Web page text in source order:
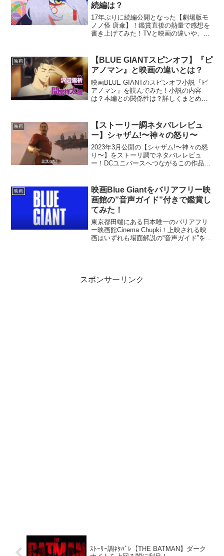
続編は？
17年ぶりに続編公開となった【劇場版モ
ノノ怪 唐傘】！鑑賞直後の熱量で感想を
書き上げてみた！TVと映画の違いや、ど
映画
【BLUE GIANTスピンオフ】『ピ
アノマン』と映画の違いとは？
映画BLUE GIANTのスピンオフ小説『ピ
アノマン』を読んでみた！小説の内容
は？本編との関係性は？詳しくまとめて
映画
【ストーリー調ネタバレレビュ
ー】シャザム!〜神々の怒り〜
2023年3月公開の【シャザム!〜神々の怒
り〜】をストーリ調でネタバレレビュ
ー！DCユニバースへつながるこの作品を
映画
映画Blue Giantをバリアフリー映
画館の”音声ガイド”付きで鑑賞し
てみた！
東京都田端にある日本唯一のバリアフリ
ー映画館Cinema Chupki！上映される映
画はいずれも場面解説の“音声ガイド”を聴
スポンサーリンク
ｽﾄｰﾘｰ調ﾈﾀﾊﾞﾚ【THE BATMAN】ダーク